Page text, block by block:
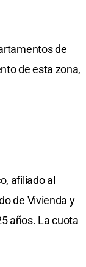
de
de esta zona,
afiliado al
de Vivienda y
años. La cuota